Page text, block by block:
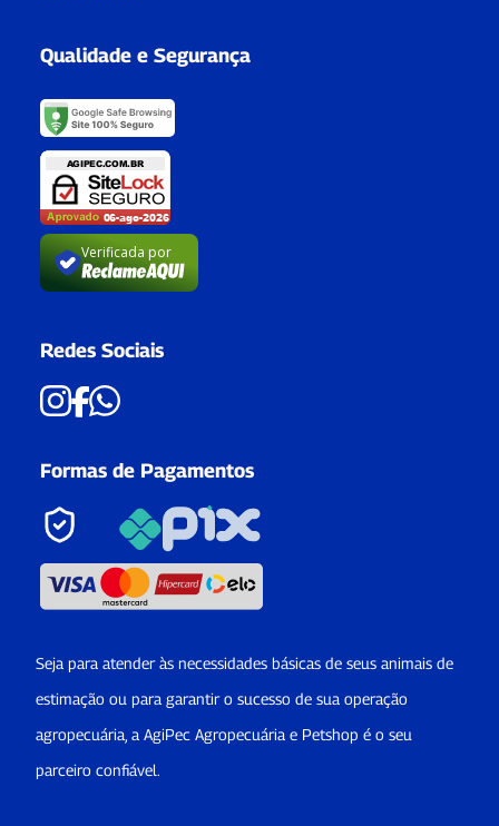
Qualidade e Segurança
Verificada por
Redes Sociais
Formas de Pagamentos
Seja para atender às necessidades básicas de seus animais de
estimação ou para garantir o sucesso de sua operação
agropecuária, a AgiPec Agropecuária e Petshop é o seu
parceiro confiável.